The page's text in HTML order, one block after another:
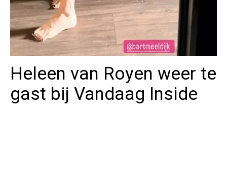
Heleen van Royen weer te
gast bij Vandaag Inside